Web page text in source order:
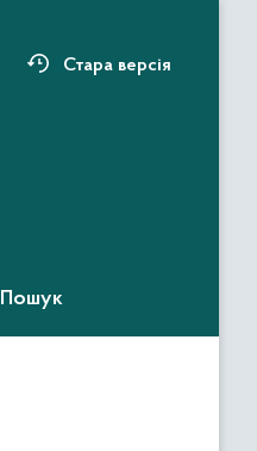
Стара версія
Пошук